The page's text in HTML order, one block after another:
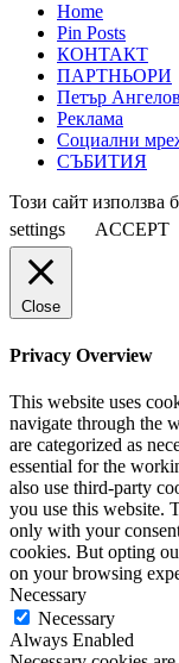
Home
Pin Posts
КОНТАКТ
ПАРТНЬОРИ
Петър Ангелов
Реклама
Социални
СЪБИТИЯ
Този сайт използва
settings
ACCEPT
Close
Privacy Overview
This website uses
navigate through the
are categorized as
essential for the
also use third-party
you use this website.
only with your
cookies. But opting
on your browsing
Necessary
Necessary
Always Enabled